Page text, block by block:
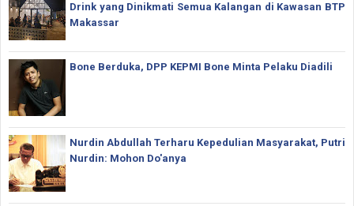
Drink yang Dinikmati Semua Kalangan di Kawasan BTP
Makassar
Bone Berduka, DPP KEPMI Bone Minta Pelaku Diadili
Nurdin Abdullah Terharu Kepedulian Masyarakat, Putri
Nurdin: Mohon Do'anya